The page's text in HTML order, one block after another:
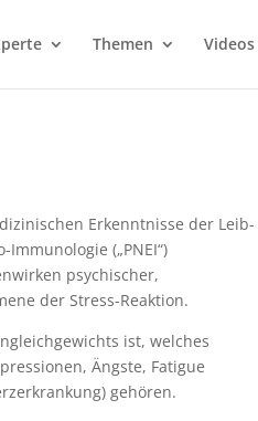
Themen Videos
Erkenntnisse der Leib-
(„PNEI“)
psychischer,
der Stress-Reaktion.
ist, welches
Ängste, Fatigue
gehören.